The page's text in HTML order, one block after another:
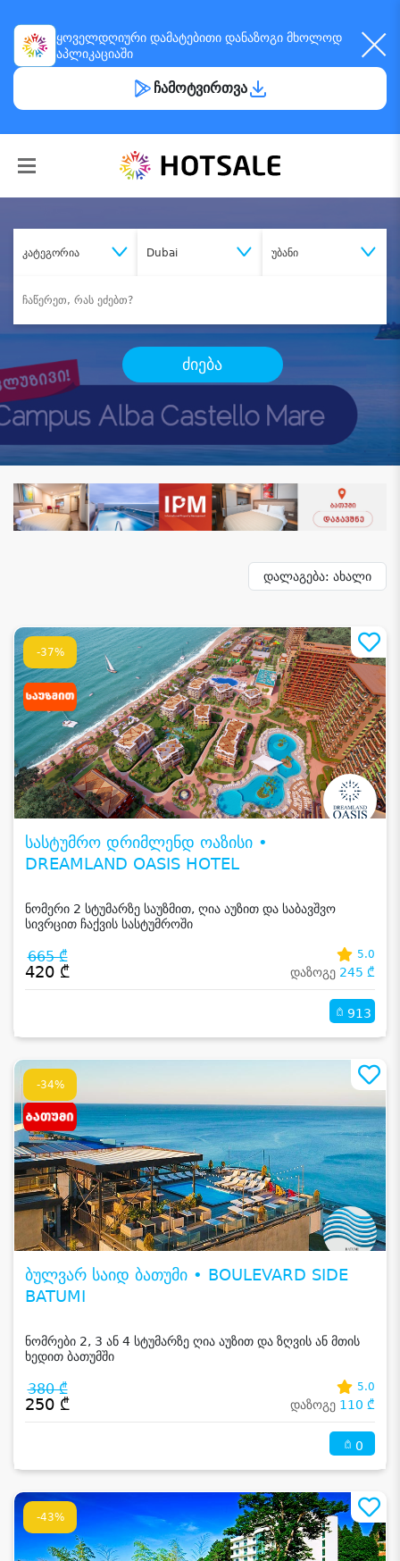
ყოველდღიური დამატებითი დანაზოგი მხოლოდ
აპლიკაციაში
ჩამოტვირთვა
კატეგორია Dubai უბანი
ძიება
დალაგება: ახალი
-37%
სასტუმრო დრიმლენდ ოაზისი •
DREAMLAND OASIS HOTEL
ნომერი 2 სტუმარზე საუზმით, ღია აუზით და საბავშვო
სივრცით ჩაქვის სასტუმროში
665 ₾
420 ₾
5.0
დაზოგე 245 ₾
913
-34%
ბულვარ საიდ ბათუმი • BOULEVARD SIDE
BATUMI
ნომრები 2, 3 ან 4 სტუმარზე ღია აუზით და ზღვის ან მთის
ხედით ბათუმში
380 ₾
250 ₾
5.0
დაზოგე 110 ₾
0
-43%